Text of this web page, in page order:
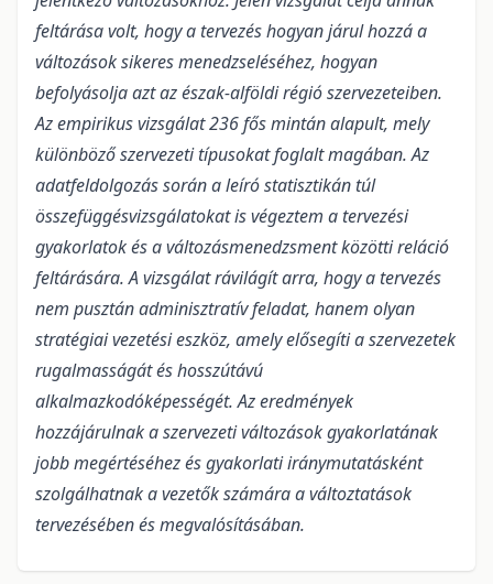
feltárása volt, hogy a tervezés hogyan járul hozzá a
változások sikeres menedzseléséhez, hogyan
befolyásolja azt az észak-alföldi régió szervezeteiben.
Az empirikus vizsgálat 236 fős mintán alapult, mely
különböző szervezeti típusokat foglalt magában. Az
adatfeldolgozás során a leíró statisztikán túl
összefüggésvizsgálatokat is végeztem a tervezési
gyakorlatok és a változásmenedzsment közötti reláció
feltárására. A vizsgálat rávilágít arra, hogy a tervezés
nem pusztán adminisztratív feladat, hanem olyan
stratégiai vezetési eszköz, amely elősegíti a szervezetek
rugalmasságát és hosszútávú
alkalmazkodóképességét. Az eredmények
hozzájárulnak a szervezeti változások gyakorlatának
jobb megértéséhez és gyakorlati iránymutatásként
szolgálhatnak a vezetők számára a változtatások
tervezésében és megvalósításában.